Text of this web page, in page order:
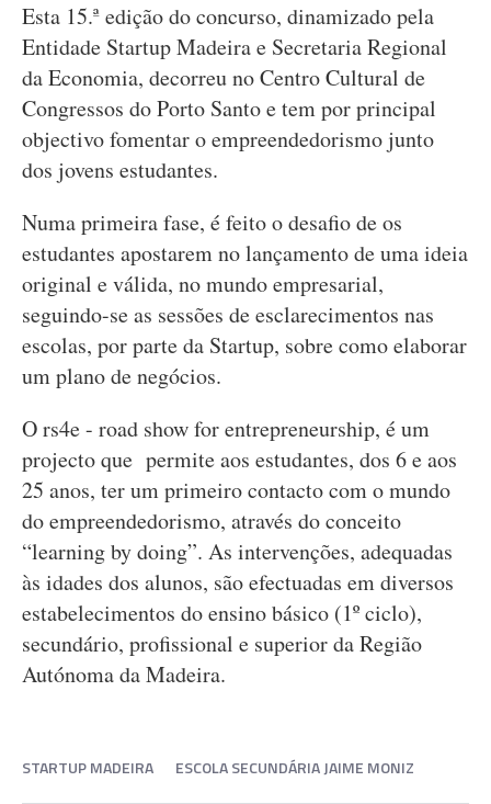
Esta 15.ª edição do concurso, dinamizado pela
Entidade Startup Madeira e Secretaria Regional
da Economia, decorreu no Centro Cultural de
Congressos do Porto Santo e tem por principal
objectivo fomentar o empreendedorismo junto
dos jovens estudantes.
Numa primeira fase, é feito o desafio de os
estudantes apostarem no lançamento de uma ideia
original e válida, no mundo empresarial,
seguindo-se as sessões de esclarecimentos nas
escolas, por parte da Startup, sobre como elaborar
um plano de negócios.
O rs4e - road show for entrepreneurship, é um
projecto que permite aos estudantes, dos 6 e aos
25 anos, ter um primeiro contacto com o mundo
do empreendedorismo, através do conceito
“learning by doing”. As intervenções, adequadas
às idades dos alunos, são efectuadas em diversos
estabelecimentos do ensino básico (1º ciclo),
secundário, profissional e superior da Região
Autónoma da Madeira.
STARTUP MADEIRA ESCOLA SECUNDÁRIA JAIME MONIZ